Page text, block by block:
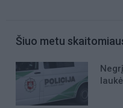
Šiuo metu